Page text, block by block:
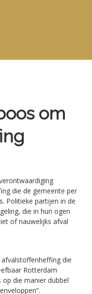
om
die de gemeente per
Politieke partijen in de
die in hun ogen
of nauwelijks afval
die
Rotterdam
die manier dubbel